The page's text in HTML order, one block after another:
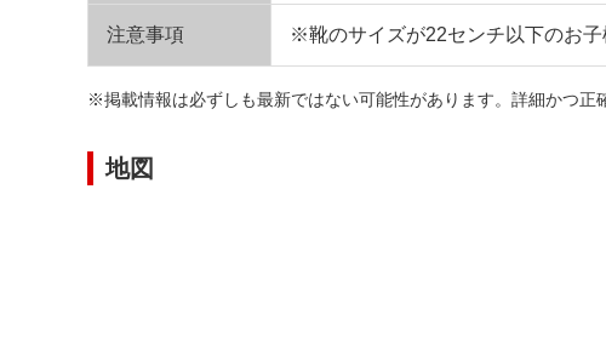
注意事項 ※靴のサイズが22センチ以下のお子
※掲載情報は必ずしも最新ではない可能性があります。詳細かつ正
地図